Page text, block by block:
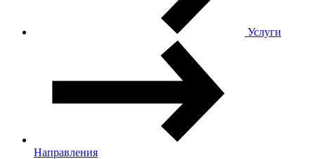
Услуги
Направления